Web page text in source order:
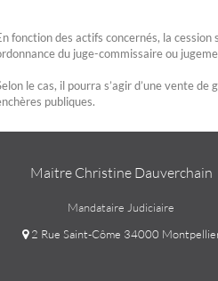
fonction des actifs concernés, la cession
du juge-commissaire ou
le cas, il pourra s’agir d’une vente de
publiques.
Maitre Christine Dauverchain
Mandataire Judiciaire
2 Rue Saint-Côme 34000